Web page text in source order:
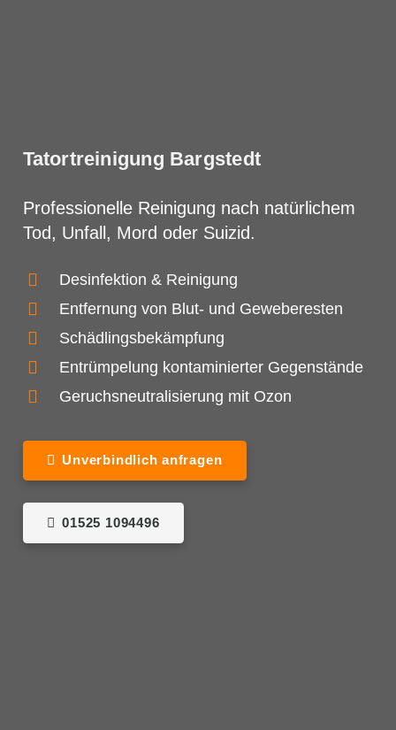
Tatortreinigung Bargstedt
Professionelle Reinigung nach natürlichem
Tod, Unfall, Mord oder Suizid.
Desinfektion & Reinigung
Entfernung von Blut- und Geweberesten
Schädlingsbekämpfung
Entrümpelung kontaminierter Gegenstände
Geruchsneutralisierung mit Ozon
Unverbindlich anfragen
01525 1094496